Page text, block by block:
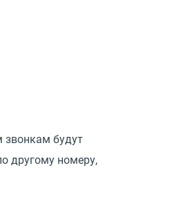
звонкам будут
другому номеру,